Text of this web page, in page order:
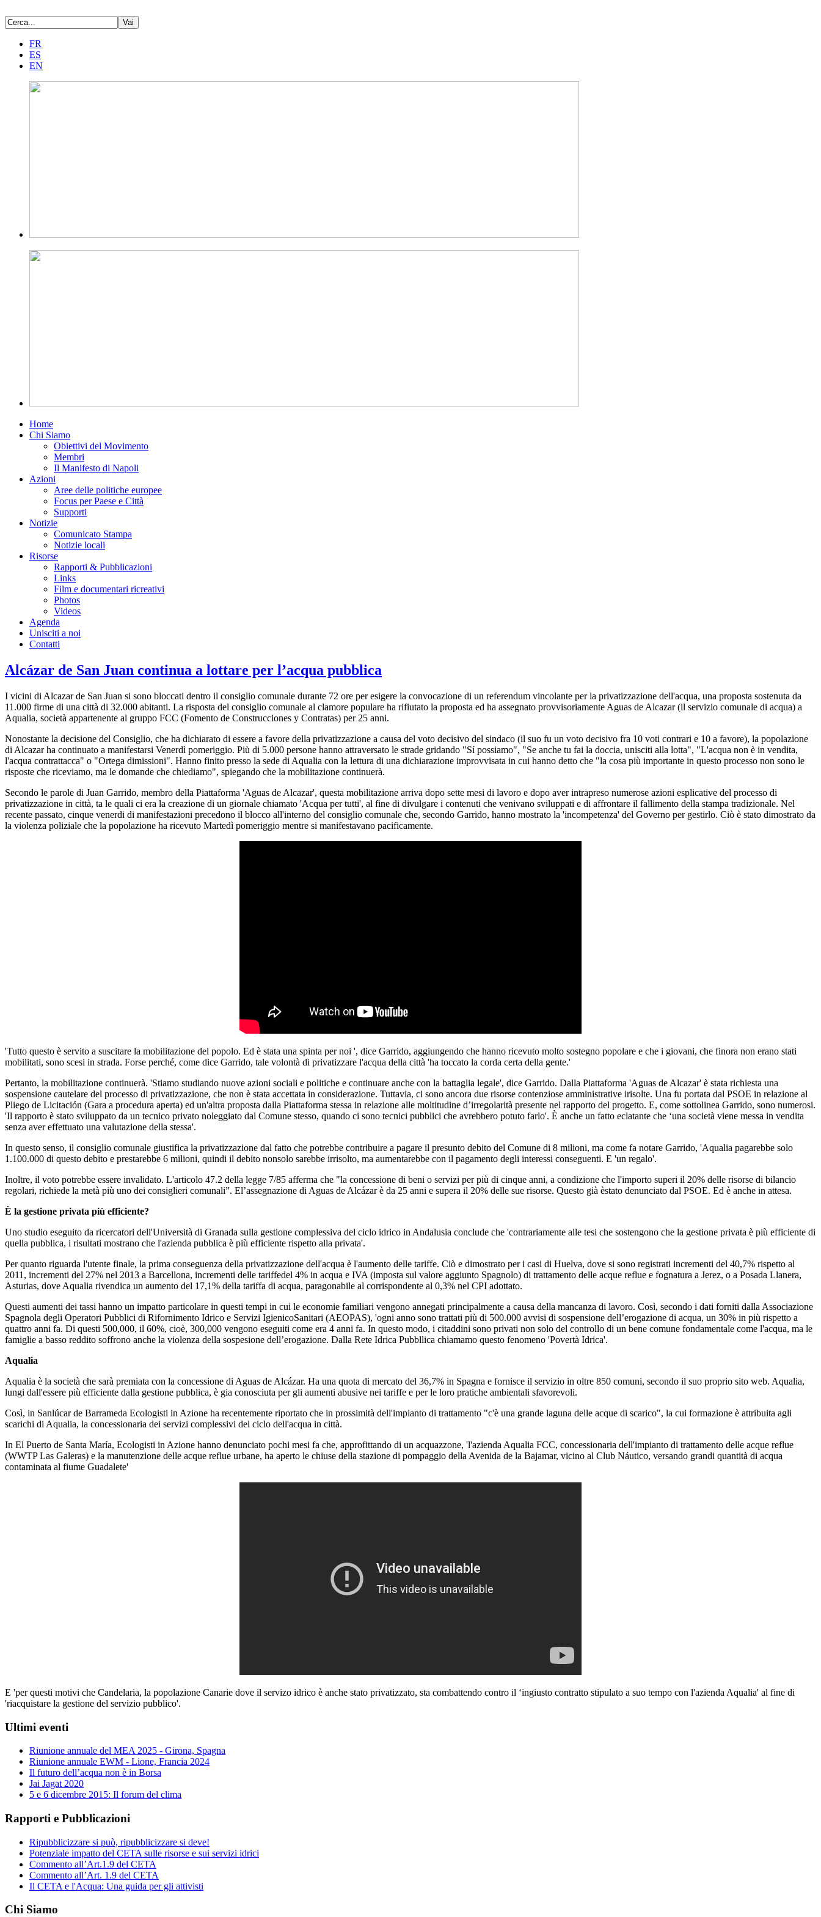
FR
ES
EN
Home
Chi Siamo
Obiettivi del Movimento
Membri
Il Manifesto di Napoli
Azioni
Aree delle politiche europee
Focus per Paese e Città
Supporti
Notizie
Comunicato Stampa
Notizie locali
Risorse
Rapporti & Pubblicazioni
Links
Film e documentari ricreativi
Photos
Videos
Agenda
Unisciti a noi
Contatti
Alcázar de San Juan continua a lottare per l’acqua pubblica
I vicini di Alcazar de San Juan si sono bloccati dentro il consiglio comunale durante 72 ore per esigere la convocazione di un referendum vincolante per la privatizzazione dell'acqua, una proposta sostenuta da
11.000 firme di una città di 32.000 abitanti. La risposta del consiglio comunale al clamore populare ha rifiutato la proposta ed ha assegnato provvisoriamente Aguas de Alcazar (il servizio comunale di acqua) a
Aqualia, società appartenente al gruppo FCC (Fomento de Construcciones y Contratas) per 25 anni.
Nonostante la decisione del Consiglio, che ha dichiarato di essere a favore della privatizzazione a causa del voto decisivo del sindaco (il suo fu un voto decisivo fra 10 voti contrari e 10 a favore), la popolazione
di Alcazar ha continuato a manifestarsi Venerdì pomeriggio. Più di 5.000 persone hanno attraversato le strade gridando "Sí possiamo", "Se anche tu fai la doccia, unisciti alla lotta", "L'acqua non è in vendita,
l'acqua contrattacca" o "Ortega dimissioni". Hanno finito presso la sede di Aqualia con la lettura di una dichiarazione improvvisata in cui hanno detto che "la cosa più importante in questo processo non sono le
risposte che riceviamo, ma le domande che chiediamo", spiegando che la mobilitazione continuerà.
Secondo le parole di Juan Garrido, membro della Piattaforma 'Aguas de Alcazar', questa mobilitazione arriva dopo sette mesi di lavoro e dopo aver intrapreso numerose azioni esplicative del processo di
privatizzazione in città, ta le quali ci era la creazione di un giornale chiamato 'Acqua per tutti', al fine di divulgare i contenuti che venivano sviluppati e di affrontare il fallimento della stampa tradizionale. Nel
recente passato, cinque venerdi di manifestazioni precedono il blocco all'interno del consiglio comunale che, secondo Garrido, hanno mostrato la 'incompetenza' del Governo per gestirlo. Ciò è stato dimostrato da
la violenza poliziale che la popolazione ha ricevuto Martedì pomeriggio mentre si manifestavano pacificamente.
'Tutto questo è servito a suscitare la mobilitazione del popolo. Ed è stata una spinta per noi ', dice Garrido, aggiungendo che hanno ricevuto molto sostegno popolare e che i giovani, che finora non erano stati
mobilitati, sono scesi in strada. Forse perché, come dice Garrido, tale volontà di privatizzare l'acqua della città 'ha toccato la corda certa della gente.'
Pertanto, la mobilitazione continuerà. 'Stiamo studiando nuove azioni sociali e politiche e continuare anche con la battaglia legale', dice Garrido. Dalla Piattaforma 'Aguas de Alcazar' è stata richiesta una
sospensione cautelare del processo di privatizzazione, che non è stata accettata in considerazione. Tuttavia, ci sono ancora due risorse contenziose amministrative irisolte. Una fu portata dal PSOE in relazione al
Pliego de Licitación (Gara a procedura aperta) ed un'altra proposta dalla Piattaforma stessa in relazione alle moltitudine d’irregolarità presente nel rapporto del progetto. E, come sottolinea Garrido, sono numerosi.
'Il rapporto è stato sviluppato da un tecnico privato noleggiato dal Comune stesso, quando ci sono tecnici pubblici che avrebbero potuto farlo'. È anche un fatto eclatante che ‘una società viene messa in vendita
senza aver effettuato una valutazione della stessa'.
In questo senso, il consiglio comunale giustifica la privatizzazione dal fatto che potrebbe contribuire a pagare il presunto debito del Comune di 8 milioni, ma come fa notare Garrido, 'Aqualia pagarebbe solo
1.100.000 di questo debito e prestarebbe 6 milioni, quindi il debito nonsolo sarebbe irrisolto, ma aumentarebbe con il pagamento degli interessi conseguenti. E 'un regalo'.
Inoltre, il voto potrebbe essere invalidato. L'articolo 47.2 della legge 7/85 afferma che "la concessione di beni o servizi per più di cinque anni, a condizione che l'importo superi il 20% delle risorse di bilancio
regolari, richiede la metà più uno dei consiglieri comunali”. El’assegnazione di Aguas de Alcázar è da 25 anni e supera il 20% delle sue risorse. Questo già èstato denunciato dal PSOE. Ed è anche in attesa.
È la gestione privata più efficiente?
Uno studio eseguito da ricercatori dell'Università di Granada sulla gestione complessiva del ciclo idrico in Andalusia conclude che 'contrariamente alle tesi che sostengono che la gestione privata è più efficiente di
quella pubblica, i risultati mostrano che l'azienda pubblica è più efficiente rispetto alla privata'.
Per quanto riguarda l'utente finale, la prima conseguenza della privatizzazione dell'acqua è l'aumento delle tariffe. Ciò e dimostrato per i casi di Huelva, dove si sono registrati incrementi del 40,7% rispetto al
2011, incrementi del 27% nel 2013 a Barcellona, incrementi delle tariffedel 4% in acqua e IVA (imposta sul valore aggiunto Spagnolo) di trattamento delle acque reflue e fognatura a Jerez, o a Posada Llanera,
Asturias, dove Aqualia rivendica un aumento del 17,1% della tariffa di acqua, paragonabile al corrispondente al 0,3% nel CPI adottato.
Questi aumenti dei tassi hanno un impatto particolare in questi tempi in cui le economie familiari vengono annegati principalmente a causa della mancanza di lavoro. Così, secondo i dati forniti dalla Associazione
Spagnola degli Operatori Pubblici di Rifornimento Idrico e Servizi IgienicoSanitari (AEOPAS), 'ogni anno sono trattati più di 500.000 avvisi di sospensione dell’erogazione di acqua, un 30% in più rispetto a
quattro anni fa. Di questi 500,000, il 60%, cioè, 300,000 vengono eseguiti come era 4 anni fa. In questo modo, i citaddini sono privati non solo del controllo di un bene comune fondamentale come l'acqua, ma le
famiglie a basso reddito soffrono anche la violenza della sospesione dell’erogazione. Dalla Rete Idrica Pubbllica chiamamo questo fenomeno 'Povertà Idrica'.
Aqualia
Aqualia è la società che sarà premiata con la concessione di Aguas de Alcázar. Ha una quota di mercato del 36,7% in Spagna e fornisce il servizio in oltre 850 comuni, secondo il suo proprio sito web. Aqualia,
lungi dall'essere più efficiente dalla gestione pubblica, è gia conosciuta per gli aumenti abusive nei tariffe e per le loro pratiche ambientali sfavorevoli.
Così, in Sanlúcar de Barrameda Ecologisti in Azione ha recentemente riportato che in prossimità dell'impianto di trattamento "c'è una grande laguna delle acque di scarico", la cui formazione è attribuita agli
scarichi di Aqualia, la concessionaria dei servizi complessivi del ciclo dell'acqua in città.
In El Puerto de Santa María, Ecologisti in Azione hanno denunciato pochi mesi fa che, approfittando di un acquazzone, 'l'azienda Aqualia FCC, concessionaria dell'impianto di trattamento delle acque reflue
(WWTP Las Galeras) e la manutenzione delle acque reflue urbane, ha aperto le chiuse della stazione di pompaggio della Avenida de la Bajamar, vicino al Club Náutico, versando grandi quantità di acqua
contaminata al fiume Guadalete'
E 'per questi motivi che Candelaria, la popolazione Canarie dove il servizo idrico è anche stato privatizzato, sta combattendo contro il ‘ingiusto contratto stipulato a suo tempo con l'azienda Aqualia' al fine di
'riacquistare la gestione del servizio pubblico'.
Ultimi eventi
Riunione annuale del MEA 2025 - Girona, Spagna
Riunione annuale EWM - Lione, Francia 2024
Il futuro dell’acqua non è in Borsa
Jai Jagat 2020
5 e 6 dicembre 2015: Il forum del clima
Rapporti e Pubblicazioni
Ripubblicizzare si può, ripubblicizzare si deve!
Potenziale impatto del CETA sulle risorse e sui servizi idrici
Commento all’Art.1.9 del CETA
Commento all’Art. 1.9 del CETA
Il CETA e l'Acqua: Una guida per gli attivisti
Chi Siamo